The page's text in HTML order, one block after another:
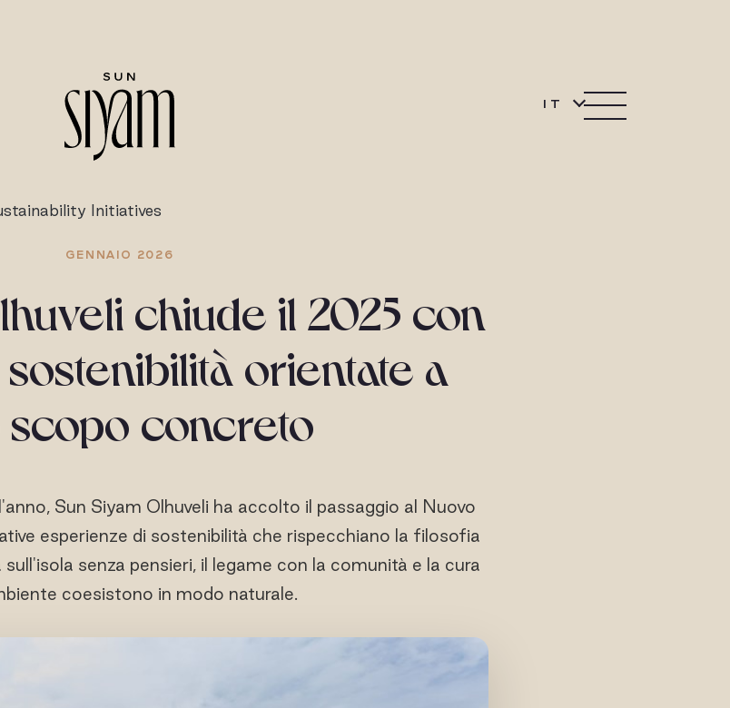
IT
Initiatives
GENNAIO 2026
chiude il 2025 con
orientate a
scopo concreto
Sun Siyam Olhuveli ha accolto il passaggio al Nuovo
esperienze di sostenibilità che rispecchiano la filosofia
senza pensieri, il legame con la comunità e la cura
coesistono in modo naturale.